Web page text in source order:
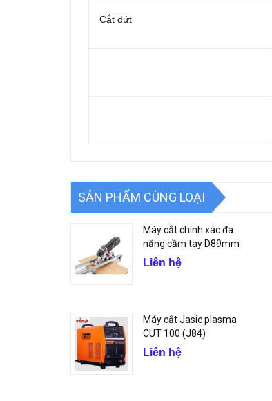
Cắt đứt
SẢN PHẨM CÙNG LOẠI
Máy cắt chính xác đa
năng cầm tay D89mm
Liên hệ
Máy cắt Jasic plasma
CUT 100 (J84)
Liên hệ